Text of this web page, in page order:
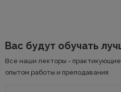
Вас будут обучать
Все наши лекторы -
опытом работы и преподавания